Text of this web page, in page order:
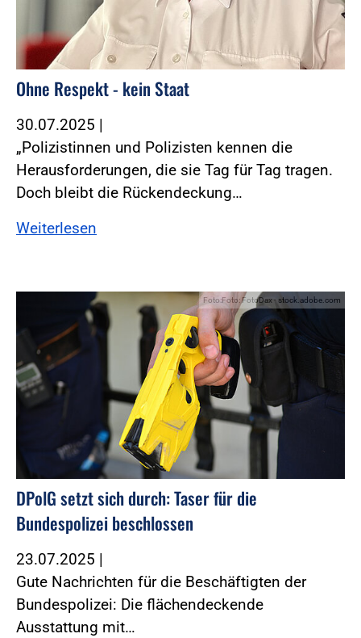
Ohne Respekt - kein Staat
30.07.2025 |
„Polizistinnen und Polizisten kennen die
Herausforderungen, die sie Tag für Tag tragen.
Doch bleibt die Rückendeckung…
Weiterlesen
Foto:Foto: FotoDax - stock.adobe.com
DPolG setzt sich durch: Taser für die
Bundespolizei beschlossen
23.07.2025 |
Gute Nachrichten für die Beschäftigten der
Bundespolizei: Die flächendeckende
Ausstattung mit…